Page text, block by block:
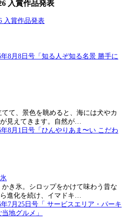
入賞作品発表
て、景色を眺めると、海には犬やカ
見えてきます。自然が…
き氷。シロップをかけて味わう昔な
進化を続け、イマドキ…